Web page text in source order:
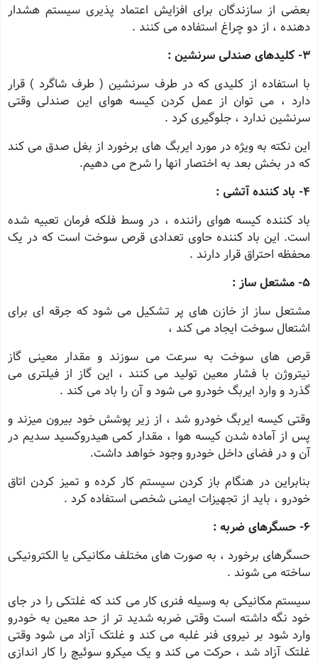
بعضی از سازندگان برای افزایش اعتماد پذیری سیستم هشدار
دهنده ، از دو چراغ استفاده می کنند .
3- کلیدهای صندلی سرنشین :
با استفاده از کلیدی که در طرف سرنشین ( طرف شاگرد ) قرار
دارد ، می توان از عمل کردن کیسه هوای این صندلی وقتی
سرنشین ندارد ، جلوگیری کرد .
این نکته به ویژه در مورد ایربگ های برخورد از بغل صدق می کند
که در بخش بعد به اختصار انها را شرح می دهیم.
4- باد کننده آتشی :
باد کننده کیسه هوای راننده ، در وسط فلکه فرمان تعبیه شده
است. این باد کننده حاوی تعدادی قرص سوخت است که در یک
محفظه احتراق قرار دارند .
5- مشتعل ساز :
مشتعل ساز از خازن های پر تشکیل می شود که جرقه ای برای
اشتعال سوخت ایجاد می کند ،
قرص های سوخت به سرعت می سوزند و مقدار معینی گاز
نیتروژن با فشار معین تولید می کنند ، این گاز از فیلتری می
گذرد و وارد ایربگ خودرو می شود و آن را باد می کند .
وقتی کیسه ایربگ خودرو شد ، از زیر پوشش خود بیرون میزند و
پس از آماده شدن کیسه هوا ، مقدار کمی هیدروکسید سدیم در
آن و در فضای داخل خودرو وجود خواهد داشت.
بنابراین در هنگام باز کردن سیستم کار کرده و تمیز کردن اتاق
خودرو ، باید از تجهیزات ایمنی شخصی استفاده کرد .
6- حسگرهای ضربه :
حسگرهای برخورد ، به صورت های مختلف مکانیکی یا الکترونیکی
ساخته می شوند .
سیستم مکانیکی به وسیله فنری کار می کند که غلتکی را در جای
خود نگه داشته است وقتی ضربه شدید تر از حد معین به خودرو
وارد شود بر نیروی فنر غلبه می کند و غلتک آزاد می شود وقتی
غلتک آزاد شد ، حرکت می کند و یک میکرو سوئیچ را کار اندازی